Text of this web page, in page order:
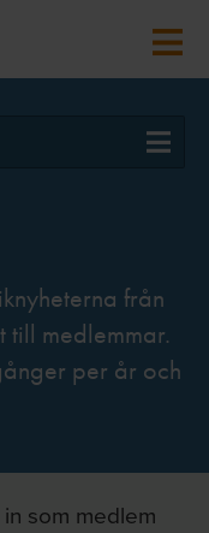
från
till medlemmar.
per år och
som medlem